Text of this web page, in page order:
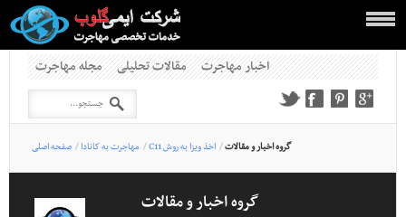
مجله مهاجرت مقالات تحلیلی اخبار مهاجرت
صفحه اصلی /مهاجرت به کانادا / C11 اخذ ویزا به روش /گروه اخبار و مقالات
گروه اخبار و مقالات